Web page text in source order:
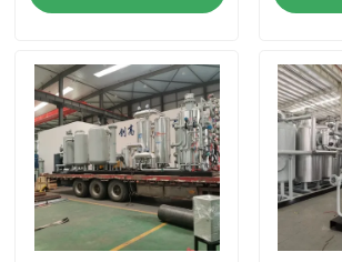
Über uns
Werksbesichtigung
Qualitätskontrolle
Kontakt mit uns